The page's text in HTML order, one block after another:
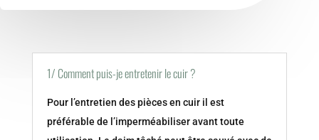
1/ Comment puis-je entretenir le cuir ?
Pour l’entretien des pièces en cuir il est
préférable de l’imperméabiliser avant toute